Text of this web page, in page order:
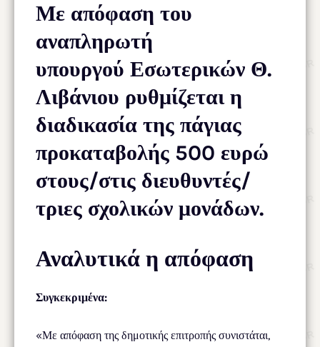
Με απόφαση του
αναπληρωτή
υπουργού Εσωτερικών Θ.
Λιβάνιου ρυθμίζεται η
διαδικασία της πάγιας
προκαταβολής 500 ευρώ
στους/στις διευθυντές/
τριες σχολικών μονάδων.
Αναλυτικά η απόφαση
Συγκεκριμένα:
«Με απόφαση της δημοτικής επιτροπής συνιστάται,